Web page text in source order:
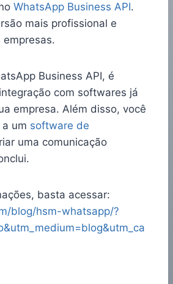
WhatsApp Business API.
mais profissional e
Business API, é
com softwares já
empresa. Além disso, você
um software de
uma comunicação
basta acessar:
blog/hsm-whatsapp/?